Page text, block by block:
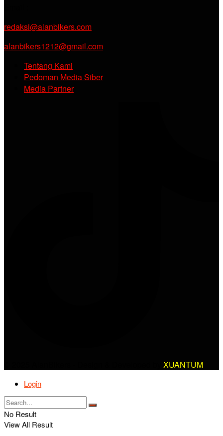
redaksi@alanbikers.com
alanbikers1212@gmail.com
Tentang Kami
Pedoman Media Siber
Media Partner
XUANTUM
Login
No Result
View All Result